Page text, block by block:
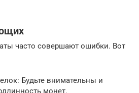
часто совершают ошибки. Вот
Будьте внимательны и
монет.